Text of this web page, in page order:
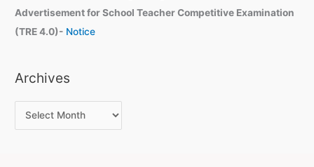
Advertisement for School Teacher Competitive Examination
(TRE 4.0)- Notice
Archives